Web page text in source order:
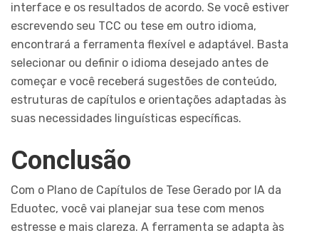
interface e os resultados de acordo. Se você estiver
escrevendo seu TCC ou tese em outro idioma,
encontrará a ferramenta flexível e adaptável. Basta
selecionar ou definir o idioma desejado antes de
começar e você receberá sugestões de conteúdo,
estruturas de capítulos e orientações adaptadas às
suas necessidades linguísticas específicas.
Conclusão
Com o Plano de Capítulos de Tese Gerado por IA da
Eduotec, você vai planejar sua tese com menos
estresse e mais clareza. A ferramenta se adapta às